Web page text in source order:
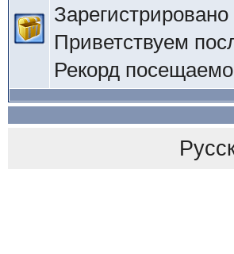
Приветствуем
Рекорд